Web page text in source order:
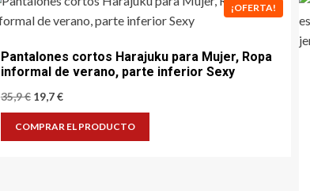
¡OFERTA!
Pantalones cortos Harajuku para Mujer, Ropa
informal de verano, parte inferior Sexy
35,9€ El
original
19,7€El
actual
COMPRAR EL PRODUCTO